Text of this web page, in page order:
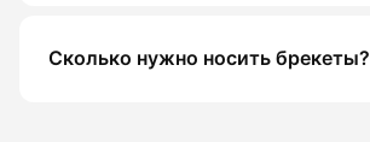
Сколько нужно носить брекеты?